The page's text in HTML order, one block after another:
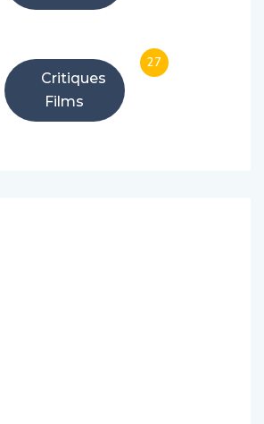
Critiques
Films
27